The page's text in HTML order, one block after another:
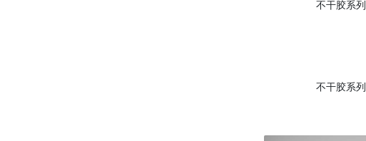
不干胶系列
不干胶系列